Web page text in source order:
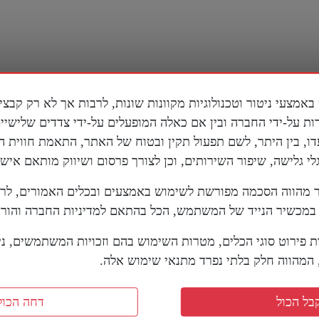
סנטור אמריקני מזהיר מפני
בדימוס על
שחמט בזמן שכולם
דמקה"
על-ידי החברה ובין אם כאלה המופעלים על-ידי צדדים
בין היתר, לשם תפעול תקין ובטוח של האתר, התאמת חווית
גלישה, שיפור השירותים, וכן לצורך פרסום ושיווק מותאם
הסכמה מפורשת לשימוש באמצעים ובכלים האמורים,
הנייד של המשתמש, הכל בהתאם למדיניות החברה
פירוט סוגי הכלים, מטרות השימוש בהם וזכויות המשתמשים,
חלק בלתי נפרד מתנאי שימוש אלה.
דחה הכול